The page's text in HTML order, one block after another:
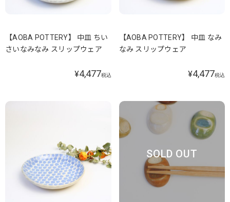
【AOBA POTTERY】 中皿 ちい
さいなみなみ スリップウェア
¥4,477税込
【AOBA POTTERY】 中皿 なみ
なみ スリップウェア
¥4,477税込
SOLD OUT